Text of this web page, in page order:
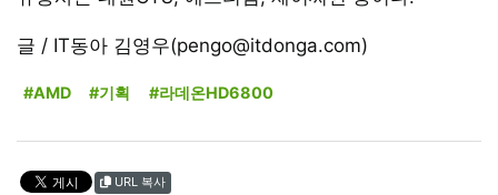
글 / IT동아 김영우(pengo@itdonga.com)
#AMD #기획 #라데온HD6800
URL 복사